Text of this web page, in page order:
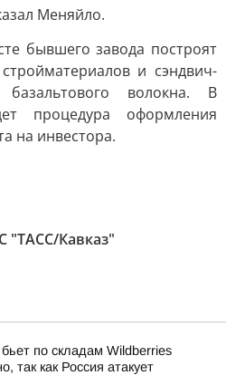
Меняйло.
бывшего завода построят
и сэндвич-
волокна. В
процедура оформления
на инвестора.
"ТАСС/Кавказ"
по складам Wildberries
так как Россия атакует